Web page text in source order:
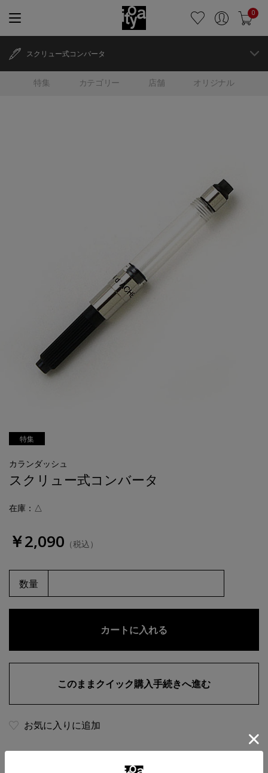
0
特集 カテゴリー 店舗 オリジナル
スクリュー式コンバータ
特集
カランダッシュ
スクリュー式コンバータ
在庫：△
￥2,090 （税込）
数量
お気に入りに追加